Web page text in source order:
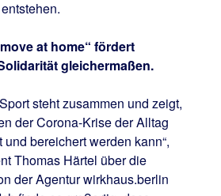
at home“ fördert
gleichermaßen.
steht zusammen und zeigt,
der Corona-Krise der Alltag
und bereichert werden kann“,
Thomas Härtel über die
der Agentur wirkhaus.berlin